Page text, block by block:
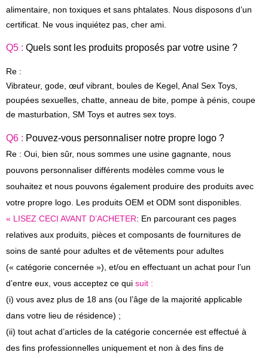
alimentaire, non toxiques et sans phtalates. Nous disposons d’un
certificat. Ne vous inquiétez pas, cher ami.
Q5 : Quels sont les produits proposés par votre usine ?
Re :
Vibrateur, gode, œuf vibrant, boules de Kegel, Anal Sex Toys,
poupées sexuelles, chatte, anneau de bite, pompe à pénis, coupe
de masturbation, SM Toys et autres sex toys
Q6 : Pouvez-vous personnaliser notre propre logo ?
Re : Oui, bien sûr, nous sommes une usine gagnante, nous
pouvons personnaliser différents modèles comme vous le
souhaitez et nous pouvons également produire des produits avec
votre propre logo. Les produits OEM et ODM sont disponibles.
« LISEZ CECI AVANT D’ACHETER: En parcourant ces pages
relatives aux produits, pièces et composants de fournitures de
soins de santé pour adultes et de vêtements pour adultes
(« catégorie concernée »), et/ou en effectuant un achat pour l’un
d’entre eux, vous acceptez ce qui suit :
(i) vous avez plus de 18 ans (ou l’âge de la majorité applicable
dans votre lieu de résidence) ;
(ii) tout achat d’articles de la catégorie concernée est effectué à
des fins professionnelles uniquement et non à des fins de